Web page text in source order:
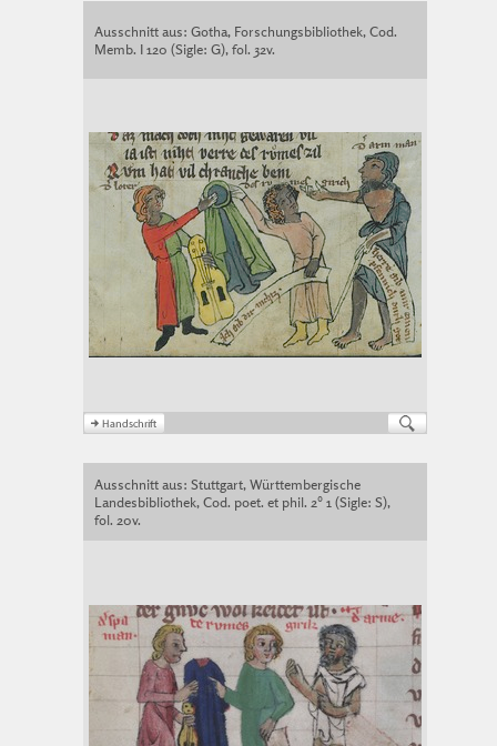
Ausschnitt aus: Gotha, Forschungsbibliothek, Cod.
Memb. I 120 (Sigle: G), fol. 32v.
Ausschnitt aus: Stuttgart, Württembergische
Landesbibliothek, Cod. poet. et phil. 2° 1 (Sigle: S),
fol. 20v.